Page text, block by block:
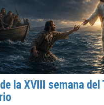
la XVIII semana del